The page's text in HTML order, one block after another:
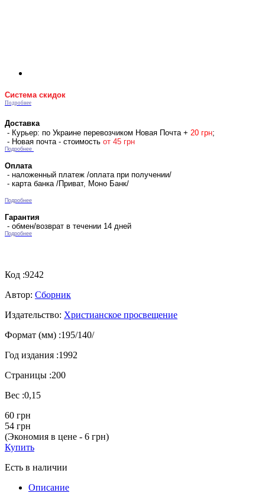
Система скидок
Подробнее
Доставка
- Курьер: по Украине перевозчиком Новая Почта + 20 грн;
- Новая почта - стоимость от 45 грн
Подробнее
Оплата
- наложенный платеж /оплата при получении/
- карта банка /Приват, Моно Банк/
Подробнее
Гарантия
- обмен/возврат в течении 14 дней
Подробнее
Код :9242
Автор: Сборник
Издательство: Христианское просвещение
Формат (мм) :195/140/
Год издания :1992
Страницы :200
Вес :0,15
60 грн
54 грн
(Экономия в цене - 6 грн)
Купить
Есть в наличии
Описание